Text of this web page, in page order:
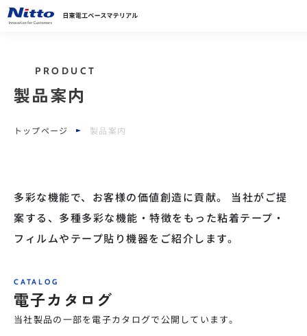
PRODUCT
製品案内
トップページ 製品案内
多彩な機能で、お客様の価値創造に貢献。 当社がご提
案する、多種多彩な機能・特徴をもった粘着テープ・
フィルムやテープ貼り機器をご紹介します。
CATALOG
電子カタログ
当社製品の一部を電子カタログで公開しています。